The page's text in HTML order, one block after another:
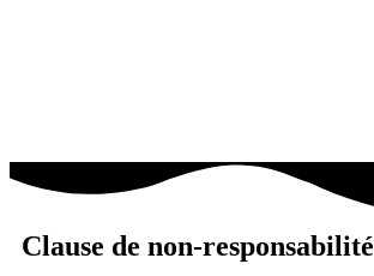
Clause de non-responsabilité